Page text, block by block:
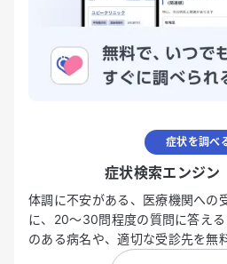
症状を調べ
症状検索エンジン
体調に不安がある、医療機関への
に、20〜30問程度の質問に答え
のある病名や、適切な受診先を無